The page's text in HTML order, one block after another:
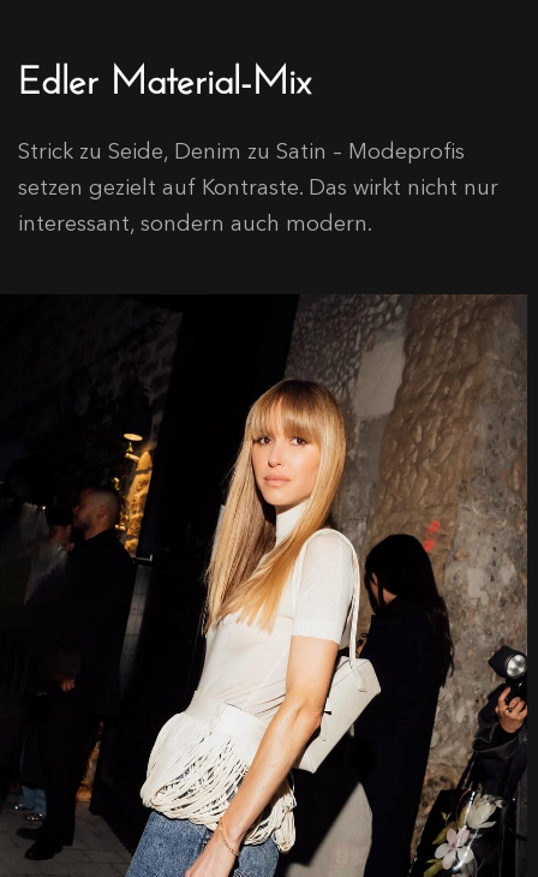
Edler Material-Mix
Strick zu Seide, Denim zu Satin – Modeprofis
setzen gezielt auf Kontraste. Das wirkt nicht nur
interessant, sondern auch modern.